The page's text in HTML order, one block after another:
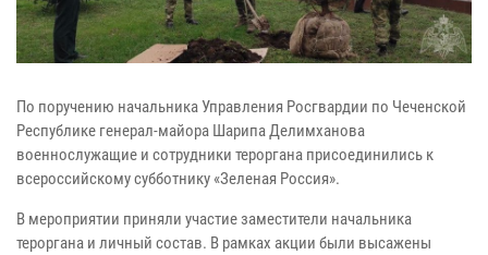
По поручению начальника Управления Росгвардии по Чеченской
Республике генерал-майора Шарипа Делимханова
военнослужащие и сотрудники тероргана присоединились к
всероссийскому субботнику «Зеленая Россия».
В мероприятии приняли участие заместители начальника
тероргана и личный состав. В рамках акции были высажены